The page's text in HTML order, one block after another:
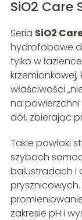
SiO2 Care
Seria SiO2
hydrofobowe
tylko w
krzemionkowej,
właściwości
na powierzchni
dół, zbierając
Takie powłoki
szybach
balustradach i
zakresie pH i